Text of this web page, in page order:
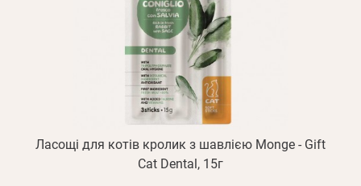
Ласощі для котів кролик з шавлією Monge - Gift
Cat Dental, 15г